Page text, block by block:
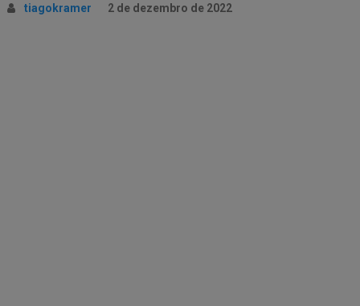
tiagokramer 2 de dezembro de 2022